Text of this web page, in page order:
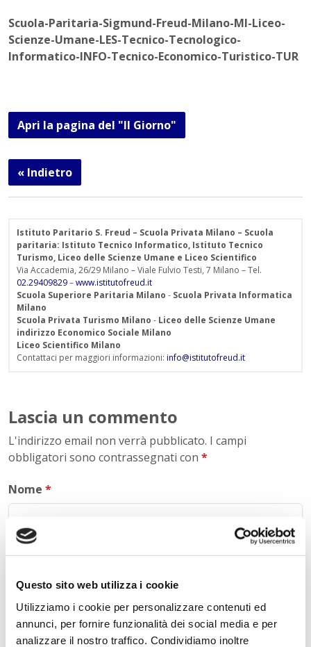
Questo sito web utilizza i cookie
Utilizziamo i cookie per personalizzare contenuti ed
annunci, per fornire funzionalità dei social media e per
analizzare il nostro traffico. Condividiamo inoltre
Scuola-Paritaria-Sigmund-Freud-Milano-MI-Liceo-
Scienze-Umane-LES-Tecnico-Tecnologico-
Informatico-INFO-Tecnico-Economico-Turistico-TUR
Apri la pagina del "Il Giorno"
« Indietro
Istituto Paritario S. Freud – Scuola Privata Milano – Scuola
paritaria: Istituto Tecnico Informatico, Istituto Tecnico
Turismo, Liceo delle Scienze Umane e Liceo Scientifico
Via Accademia, 26/29 Milano – Viale Fulvio Testi, 7 Milano – Tel.
02.29409829–www.istitutofreud.it
Scuola Superiore Paritaria Milano - Scuola Privata Informatica
Milano
Scuola Privata Turismo Milano - Liceo delle Scienze Umane
indirizzo Economico Sociale Milano
Liceo Scientifico Milano
Contattaci per maggiori informazioni: info@istitutofreud.it
Lascia un commento
L'indirizzo email non verrà pubblicato. I campi
obbligatori sono contrassegnati con *
Nome *
E-mail*
Commento *